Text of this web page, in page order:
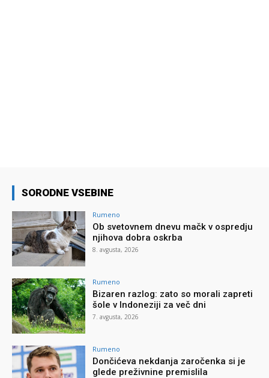
SORODNE VSEBINE
Rumeno
Ob svetovnem dnevu mačk v ospredju
njihova dobra oskrba
8. avgusta, 2026
Rumeno
Bizaren razlog: zato so morali zapreti
šole v Indoneziji za več dni
7. avgusta, 2026
Rumeno
Dončićeva nekdanja zaročenka si je
glede preživnine premislila